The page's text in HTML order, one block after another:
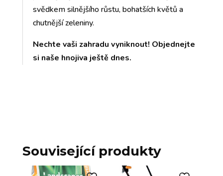
svědkem silnějšího růstu, bohatších květů a
chutnější zeleniny.
Nechte vaši zahradu vyniknout! Objednejte
si naše hnojiva ještě dnes.
Související produkty